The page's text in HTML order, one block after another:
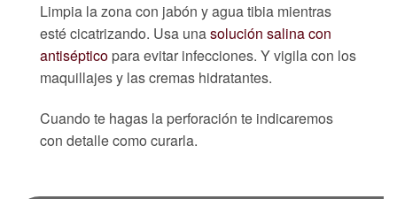
Limpia la zona con jabón y agua tibia mientras
esté cicatrizando. Usa unasolución salina con
antiséptico para evitar infecciones. Y vigila con los
maquillajes y las cremas hidratantes.
Cuando te hagas la perforación te indicaremos
con detalle como curarla.